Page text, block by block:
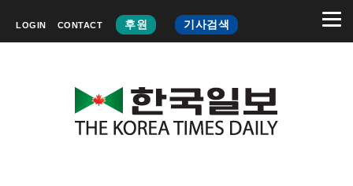
LOGIN CONTACT 후원 기사검색